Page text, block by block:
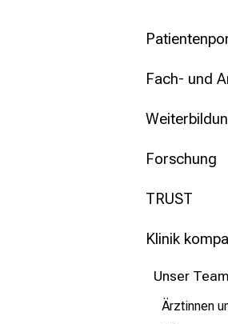
Fach- und
Forschung
TRUST
Klinik
Unser Team
Ärztinnen
begeistern – ganz
ohne Anmeldung.
mehr Informationen